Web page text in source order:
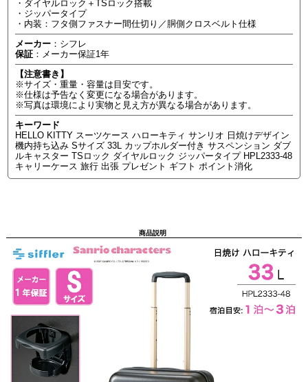
・ダイヤルロック＋TSロック搭載
・ジッパータイプ
・内装：フタ側ファスナー間仕切り／胴側クロスベルト仕様
メーカー ：シフレ
保証 ：メーカー保証1年
【注意書き】
※サイズ・重量・容量は目安です。
※仕様は予告なく変更になる場合があります。
※写真は環境により実物と見え方が異なる場合があります。
キーワード
HELLO KITTY スーツケース ハローキティ サンリオ 日焼けデザイン
機内持ち込み Sサイズ 33L カップホルダー付き サスペンション ダブ
ルキャスター TSロック ダイヤルロック ジッパータイプ HPL2333-48
キャリーケース 旅行 出張 プレゼント ギフト ポイント消化
商品説明